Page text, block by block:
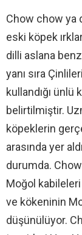
Chow chow ya
eski köpek
dilli aslana
yanı sıra
kullandığı ünlü
belirtilmiştir.
köpeklerin
arasında yer
durumda.
Moğol
ve kökeninin
düşünülüyor.